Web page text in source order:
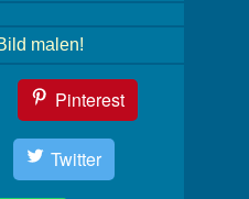
malen!
Pinterest
Twitter